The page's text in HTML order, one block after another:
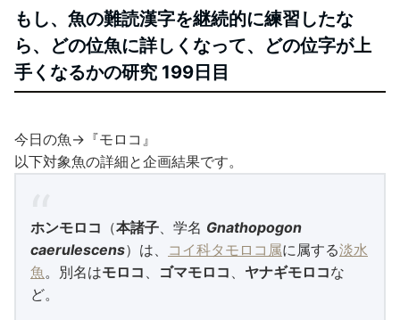
もし、魚の難読漢字を継続的に練習したな
ら、どの位魚に詳しくなって、どの位字が上
手くなるかの研究 199日目
今日の魚→『モロコ』
以下対象魚の詳細と企画結果です。
ホンモロコ （本諸子 、学名 Gnathopogon
caerulescens）は、 コイ科タモロコ属に属する淡水
魚 。別名はモロコ ゴマモロコ ヤナギモロコな
ど。